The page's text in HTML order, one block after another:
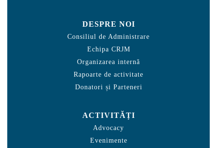
DESPRE NOI
Consiliul de Administrare
Echipa CRJM
Organizarea internă
Rapoarte de activitate
Donatori și Parteneri
ACTIVITĂȚI
Advocacy
Evenimente